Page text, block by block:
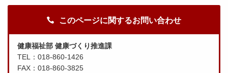
このページに関するお問い合わせ
健康福祉部 健康づくり推進課
TEL：018-860-1426
FAX：018-860-3825